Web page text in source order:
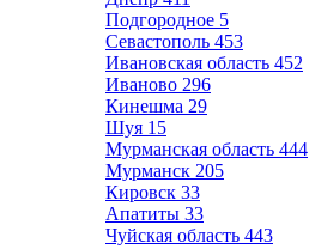
Подгородное 5
Севастополь 453
Ивановская область 452
Иваново 296
Кинешма 29
Шуя 15
Мурманская область 444
Мурманск 205
Кировск 33
Апатиты 33
Чуйская область 443